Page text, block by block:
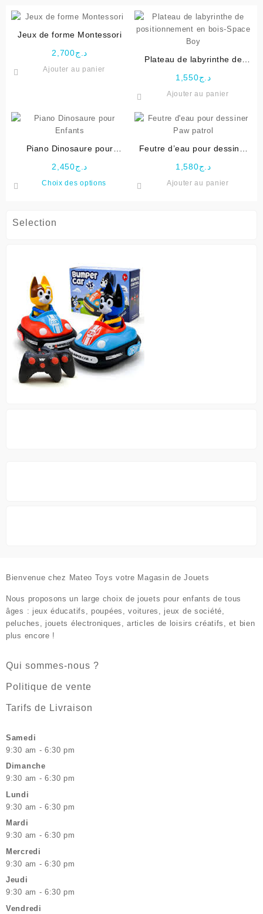
Selection
Jeux de forme Montessori
د.ج2,700
Ajouter au panier
Plateau de labyrinthe de
Space Boy
د.ج1,550
Ajouter au panier
Piano Dinosaure pour
د.ج2,450
Choix des options
peuvent
être
choisies
sur
la
page
du
produit
Feutre d’eau pour dessiner
د.ج1,580
Ajouter au panier
Bienvenue chez Mateo Toys votre Magasin de Jouets
Nous proposons un large choix de jouets pour enfants de tous
âges : jeux éducatifs, poupées, voitures, jeux de société,
peluches, jouets électroniques, articles de loisirs créatifs, et bien
plus encore !
Qui sommes-nous ?
Politique de vente
Tarifs de Livraison
Samedi
9:30 am - 6:30 pm
Dimanche
9:30 am - 6:30 pm
Lundi
9:30 am - 6:30 pm
Mardi
9:30 am - 6:30 pm
Mercredi
9:30 am - 6:30 pm
Jeudi
9:30 am - 6:30 pm
Vendredi